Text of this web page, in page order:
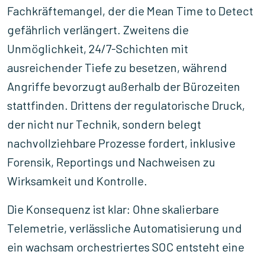
Fachkräftemangel, der die Mean Time to Detect
gefährlich verlängert. Zweitens die
Unmöglichkeit, 24/7-Schichten mit
ausreichender Tiefe zu besetzen, während
Angriffe bevorzugt außerhalb der Bürozeiten
stattfinden. Drittens der regulatorische Druck,
der nicht nur Technik, sondern belegt
nachvollziehbare Prozesse fordert, inklusive
Forensik, Reportings und Nachweisen zu
Wirksamkeit und Kontrolle.
Die Konsequenz ist klar: Ohne skalierbare
Telemetrie, verlässliche Automatisierung und
ein wachsam orchestriertes SOC entsteht eine